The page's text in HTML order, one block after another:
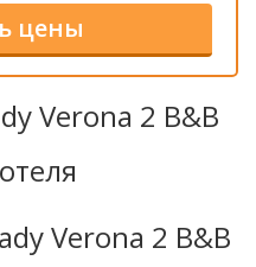
Verona 2 B&B
Verona 2 B&B